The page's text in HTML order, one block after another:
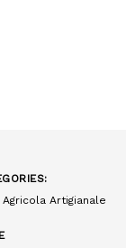
Agricola Artigianale